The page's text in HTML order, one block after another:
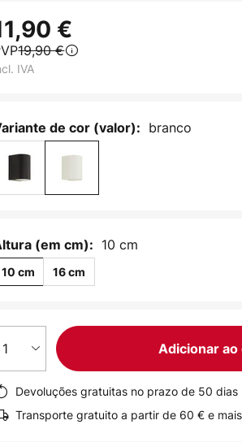
€
19,90 €
IVA
de cor (valor): branco
(em cm): 10 cm
10 cm 16 cm
1 Adicionar
Devoluções gratuitas no prazo de 50 dias
Transporte gratuito a partir de 60 € e mais